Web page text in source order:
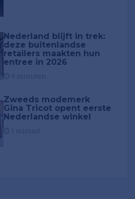
Nederland blijft in trek:
deze buitenlandse
retailers maakten hun
entree in 2026
Zweeds modemerk
Gina Tricot opent eerste
Nederlandse winkel